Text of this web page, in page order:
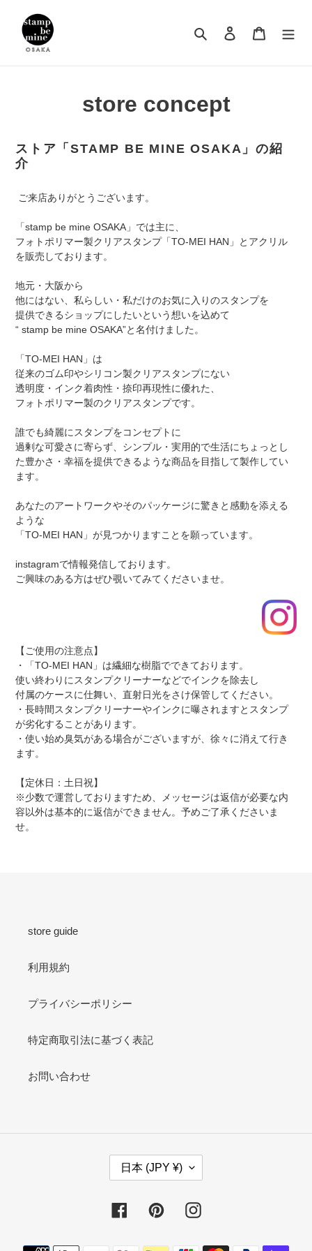
検索 ログインカート
store concept
ストア「STAMP BE MINE OSAKA」の紹
介
ご来店ありがとうございます。
「stamp be mine OSAKA」では主に、
フォトポリマー製クリアスタンプ「TO-MEI HAN」とアクリル
を販売しております。
地元・大阪から
他にはない、私らしい・私だけのお気に入りのスタンプを
提供できるショップにしたいという想いを込めて
“ stamp be mine OSAKA”と名付けました。
「TO-MEI HAN」は
従来のゴム印やシリコン製クリアスタンプにない
透明度・インク着肉性・捺印再現性に優れた、
フォトポリマー製のクリアスタンプです。
誰でも綺麗にスタンプをコンセプトに
過剰な可愛さに寄らず、シンプル・実用的で生活にちょっとし
た豊かさ・幸福を提供できるような商品を目指して製作してい
ます。
あなたのアートワークやそのパッケージに驚きと感動を添える
ような
「TO-MEI HAN」 が見つかりますことを願っています。
instagramで情報発信しております。
ご興味のある方はぜひ覗いてみてくださいませ。
【ご使用の注意点】
・「TO-MEI HAN」は繊細な樹脂でできております。
使い終わりにスタンプクリーナーなどでインクを除去し
付属のケースに仕舞い、直射日光をさけ保管してください。
・長時間スタンプクリーナーやインクに曝されますとスタンプ
が劣化することがあります。
・使い始め臭気がある場合がございますが、徐々に消えて行き
ます。
【定休日：土日祝】
※少数で運営しておりますため、メッセージは返信が必要な内
容以外は基本的に返信ができません。予めご了承くださいま
せ。
store guide
利用規約
プライバシーポリシー
特定商取引法に基づく表記
お問い合わせ
国
域
日本 (JPY ¥)
FacebookPinterestInstagram
決